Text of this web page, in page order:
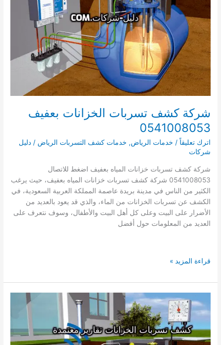
شركة كشف تسربات الخزانات بعفيف
0541008053
اترك تعليقاً / خدمات الرياض, خدمات كشف التسربات الرياض /دليل
شركات
شركة كشف تسربات خزانات المياه بعفيف اضغط للاتصال
0541008053 شركة كشف تسربات خزانات المياه بعفيف، حيث يرغب
الكثير من الناس في مدينة بريدة عاصمة المملكة العربية السعودية، في
الكشف عن تسربات الخزانات من الماء، والذي قد يعود بالعديد من
الأضرار على البيت وعلى كل أهل البيت والأطفال، وسوف نتعرف على
العديد من المعلومات حول أفضل
شركة
تسربات
الخزانات
بعفيف
0541008053
قراءة المزيد »